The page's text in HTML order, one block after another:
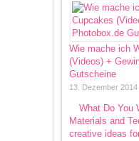
Wie mache ich
(Videos) +
Gutscheine
13. Dezember 2014
What Do You
Materials and
creative ideas